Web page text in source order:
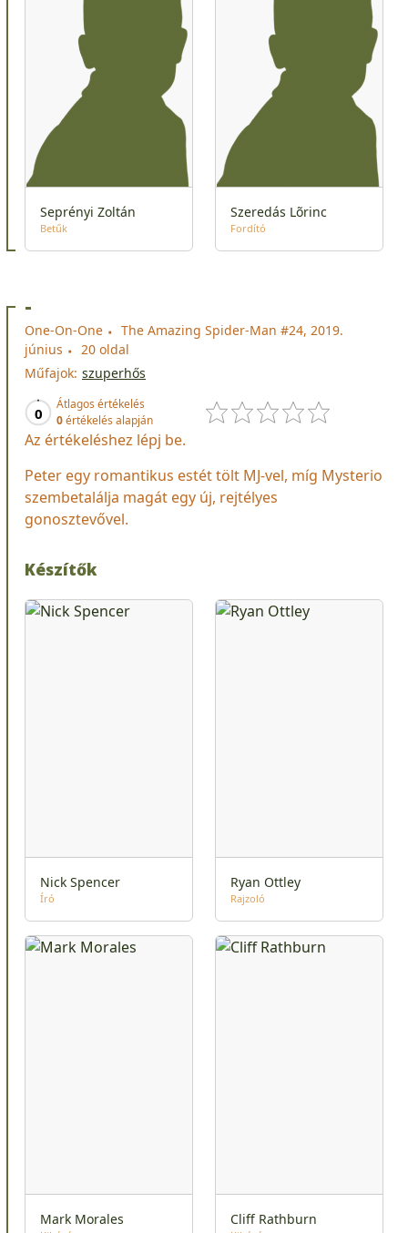
Seprényi Zoltán
Betűk
Szeredás Lõrinc
Fordító
-
One-On-One
The Amazing Spider-Man #24, 2019.
június
20 oldal
Műfajok: szuperhős
0
Átlagos értékelés
0értékelés alapján
Az értékeléshez lépj be.
Peter egy romantikus estét tölt MJ-vel, míg Mysterio
szembetalálja magát egy új, rejtélyes
gonosztevővel.
Készítők
Nick Spencer
Író
Ryan Ottley
Rajzoló
Mark Morales Cliff Rathburn